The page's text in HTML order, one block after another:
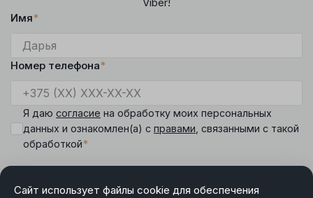
Сайт использует файлы cookie для обеспечения
Имя*
Номер телефона*
Я даю согласие на обработку моих персональных
данных и ознакомлен(а) с правами , связанными с такой
обработкой*